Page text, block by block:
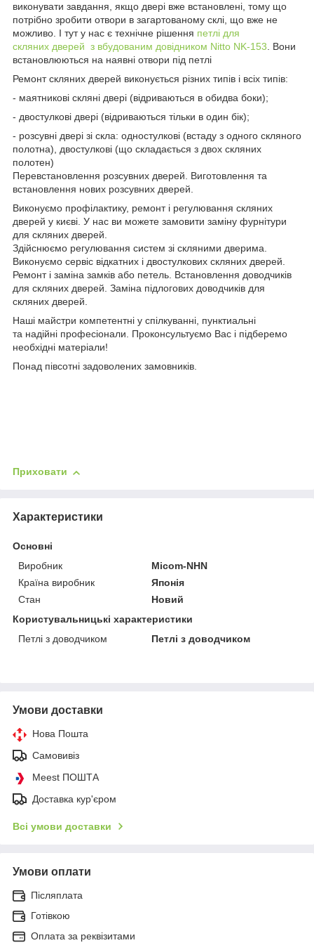
виконувати завдання, якщо двері вже встановлені, тому що
потрібно зробити отвори в загартованому склі, що вже не
можливо. І тут у нас є технічне рішення петлі для
скляних дверей з вбудованим довідником Nitto NK-153. Вони
встановлюються на наявні отвори під петлі
Ремонт скляних дверей виконується різних типів і всіх типів:
- маятникові скляні двері (відриваються в обидва боки);
- двостулкові двері (відриваються тільки в один бік);
- розсувні двері зі скла: одностулкові (встаду з одного скляного
полотна), двостулкові (що складається з двох скляних
полотен)
Перевстановлення розсувних дверей. Виготовлення та
встановлення нових розсувних дверей.
Виконуємо профілактику, ремонт і регулювання скляних
дверей у києві. У нас ви можете замовити заміну фурнітури
для скляних дверей.
Здійснюємо регулювання систем зі скляними дверима.
Виконуємо сервіс відкатних і двостулкових скляних дверей.
Ремонт і заміна замків або петель. Встановлення доводчиків
для скляних дверей. Заміна підлогових доводчиків для
скляних дверей.
Наші майстри компетентні у спілкуванні, пунктиальні
та надійні професіонали. Проконсультуємо Вас і підберемо
необхідні матеріали!
Понад півсотні задоволених замовників.
Приховати
Характеристики
Основні
Виробник
Micom-NHN
Країна виробник
Японія
Стан
Новий
Користувальницькі характеристики
Петлі з доводчиком
Петлі з доводчиком
Умови доставки
Нова Пошта
Самовивіз
Meest ПОШТА
Доставка кур'єром
Всі умови доставки
Умови оплати
Післяплата
Готівкою
Оплата за реквізитами